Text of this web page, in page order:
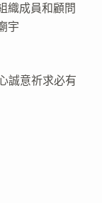
織成員和顧問
宇
誠意祈求必有